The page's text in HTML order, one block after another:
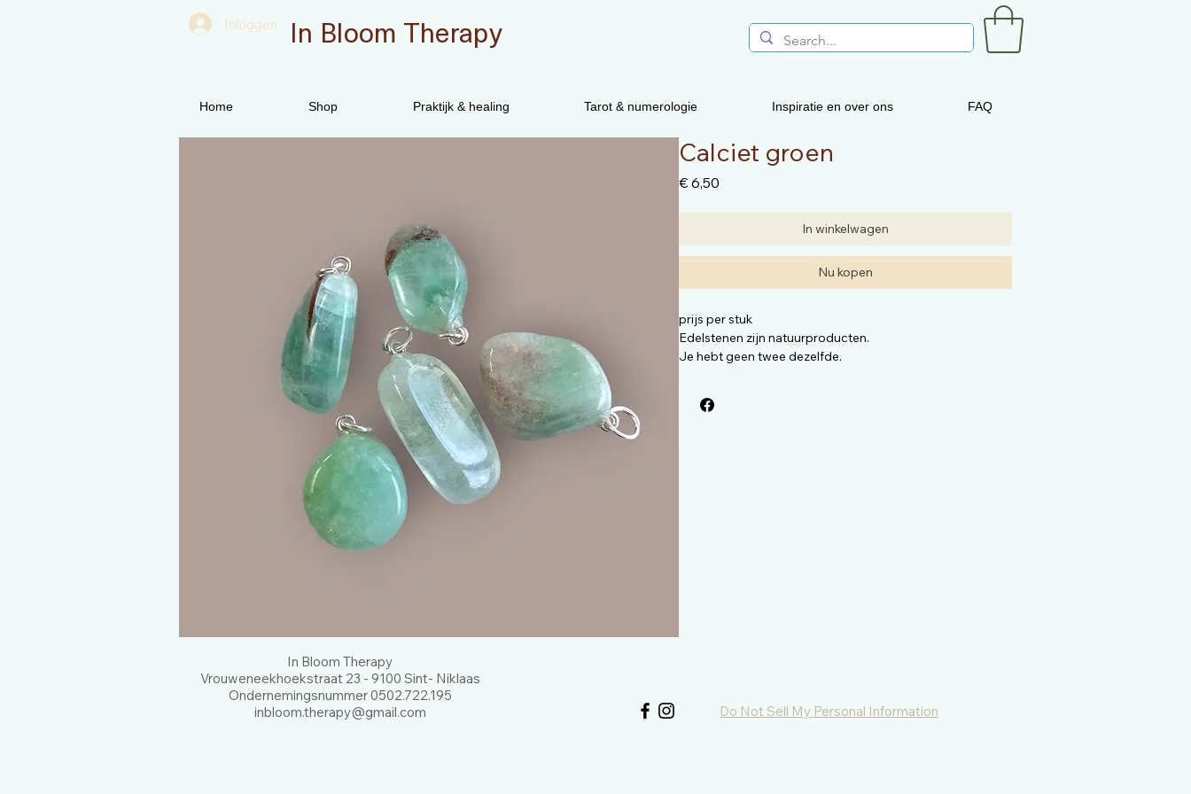
Inloggen In Bloom Therapy
Home Shop Praktijk & healing Tarot & numerologie Inspiratie en over ons FAQ
Calciet groen
€ 6,50
In winkelwagen
Nu kopen
prijs per stuk
Edelstenen zijn natuurproducten.
Je hebt geen twee dezelfde.
In Bloom Therapy
Vrouweneekhoekstraat 23 - 9100 Sint- Niklaas
Ondernemingsnummer 0502.722.195
inbloom.therapy@gmail.com
Do Not Sell My Personal Information